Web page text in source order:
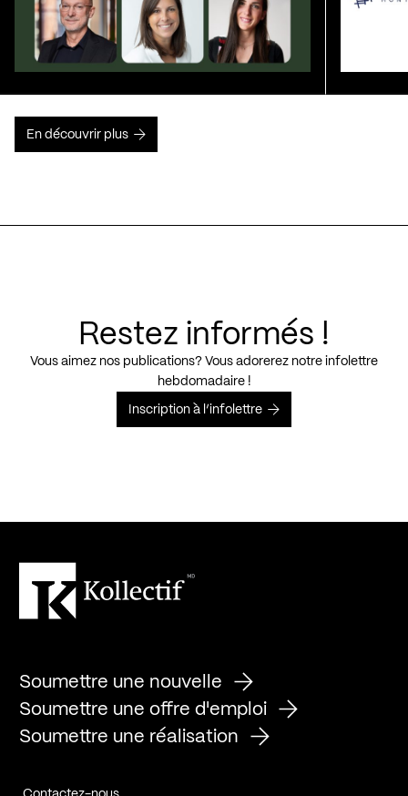
En découvrir plus
Restez informés !
Vous aimez nos publications? Vous adorerez notre infolettre
hebdomadaire !
Inscription à l’infolettre
Soumettre une nouvelle
Soumettre une offre d'emploi
Soumettre une réalisation